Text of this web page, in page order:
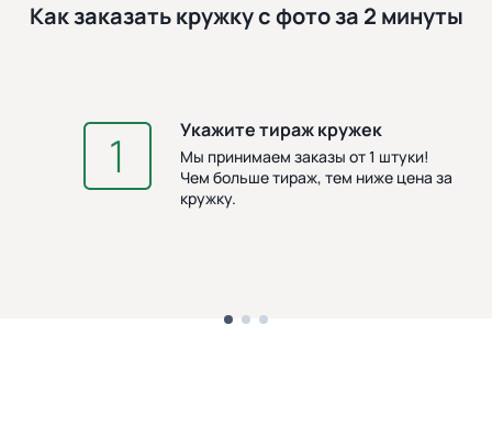
Как заказать кружку с фото за 2 минуты
Укажите тираж кружек
Мы принимаем заказы от 1 штуки!
Чем больше тираж, тем ниже цена за
кружку.